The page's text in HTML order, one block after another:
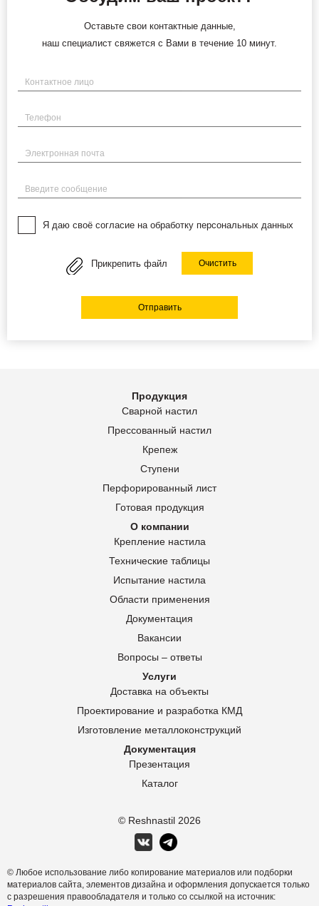
Оставьте свои контактные данные,
наш специалист свяжется с Вами в течение 10 минут.
Имя
Телефон
Электронная почта
Введите сообщение
Я даю своё согласие на обработку персональных данных
Прикрепить файл Очистить
Отправить
© Reshnastil 2026
Продукция
Сварной настил
Прессованный настил
Крепеж
Ступени
Перфорированный лист
Готовая продукция
О компании
Крепление настила
Технические таблицы
Испытание настила
Области применения
Документация
Вакансии
Вопросы – ответы
Услуги
Доставка на объекты
Проектирование и разработка КМД
Изготовление металлоконструкций
Документация
Презентация
Каталог
© Любое использование либо копирование материалов или подборки
материалов сайта, элементов дизайна и оформления допускается только
с разрешения правообладателя и только со ссылкой на источник: